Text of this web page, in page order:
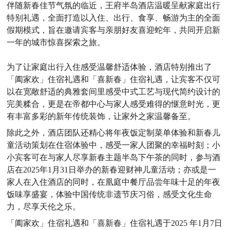
伴随新春佳节气氛的临近，王府半岛酒店温暖呈献家庭出行
特别礼遇，全面打造以入住、出行、食享、畅游为主的全面
假期模式，旨在邀请宾客与亲朋好友喜迎蛇年，共同开启新
一年的城市惊喜探索之旅。
为了让家庭出行入住感受温馨舒适体验，酒店特别推出了
「阖家欢」住宿礼遇和「喜新春」住宿礼遇，让宾客不仅可
以在宽敞舒适的典雅套间里感受中式工艺与现代简约设计的
完美糅合，更是在帝都中心与家人感受难得的惬意时光，更
有丰富多彩的新年传统装饰，让家外之家温馨备至。
除此之外，酒店团队还精心将年夜饭定制菜单体验和新春儿
童活动策划在住宿体验中，感受一家人团聚的幸福时刻；小
小宾客可在与家人尽享新春主题半岛下午茶的同时，参与酒
店在2025年1月31日举办的新春迎财神儿童活动；亦或是一
家人在入住酒店的同时，在凰庭中餐厅品尝年味十足的年夜
饭味享盛宴，体验中国传统非遗节庆习俗，感受文化生命
力，尽享天伦之乐。
「阖家欢」住宿礼遇和「喜新春」住宿礼遇于2025 年1月7日